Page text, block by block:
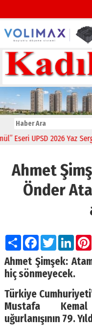
UPSD 2026 Yaz
Ahmet
Önder
PaylaşFacebook
Twitter
Ahmet Şimşek:
hiç sönmeyecek.
Türkiye
Mustafa
uğurlanışının 79.